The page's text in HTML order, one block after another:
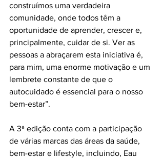
construímos uma verdadeira
comunidade, onde todos têm a
oportunidade de aprender, crescer e,
principalmente, cuidar de si. Ver as
pessoas a abraçarem esta iniciativa é,
para mim, uma enorme motivação e um
lembrete constante de que o
autocuidado é essencial para o nosso
bem-estar”.
A 3ª edição conta com a participação
de várias marcas das áreas da saúde,
bem-estar e lifestyle, incluindo, Eau